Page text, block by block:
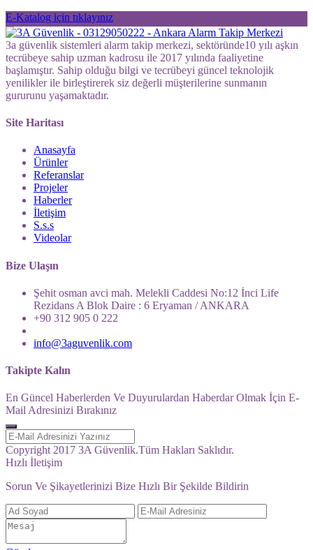
E-Katalog için tıklayınız
3a güvenlik sistemleri alarm takip merkezi, sektöründe10 yılı aşkın
tecrübeye sahip uzman kadrosu ile 2017 yılında faaliyetine
başlamıştır. Sahip olduğu bilgi ve tecrübeyi güncel teknolojik
yenilikler ile birleştirerek siz değerli müşterilerine sunmanın
gururunu yaşamaktadır.
Site Haritası
Anasayfa
Ürünler
Referanslar
Projeler
Haberler
İletişim
S.s.s
Videolar
Bize Ulaşın
Şehit osman avci mah. Melekli Caddesi No:12 İnci Life
Rezidans A Blok Daire : 6 Eryaman / ANKARA
+90 312 905 0 222
info@3aguvenlik.com
Takipte Kalın
En Güncel Haberlerden Ve Duyurulardan Haberdar Olmak İçin E-
Mail Adresinizi Bırakınız
Copyright 2017 3A Güvenlik.Tüm Hakları Saklıdır.
Hızlı İletişim
Sorun Ve Şikayetlerinizi Bize Hızlı Bir Şekilde Bildirin